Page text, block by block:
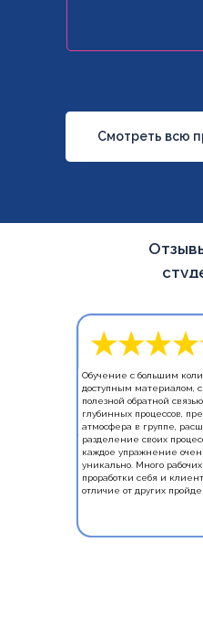
Смотреть всю
Обучение с большим
доступным материалом,
полезной обратной
глубинных процессов,
атмосфера в группе,
разделение своих
каждое упражнение
уникально. Много
проработки себя и
отличие от других